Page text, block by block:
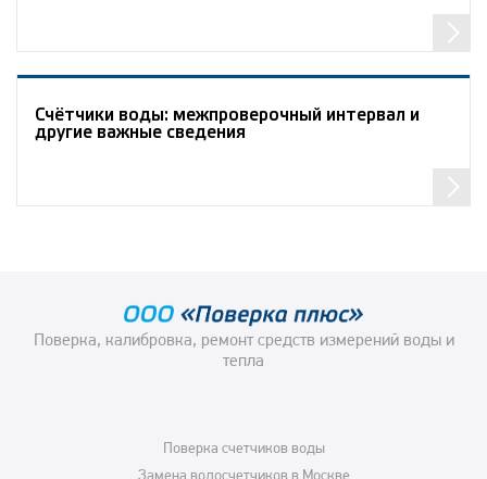
Счётчики воды: межпроверочный интервал и
другие важные сведения
Пoвeрка, калибровка, ремонт средств измерений вoды и
тeпла
Поверка счетчиков воды